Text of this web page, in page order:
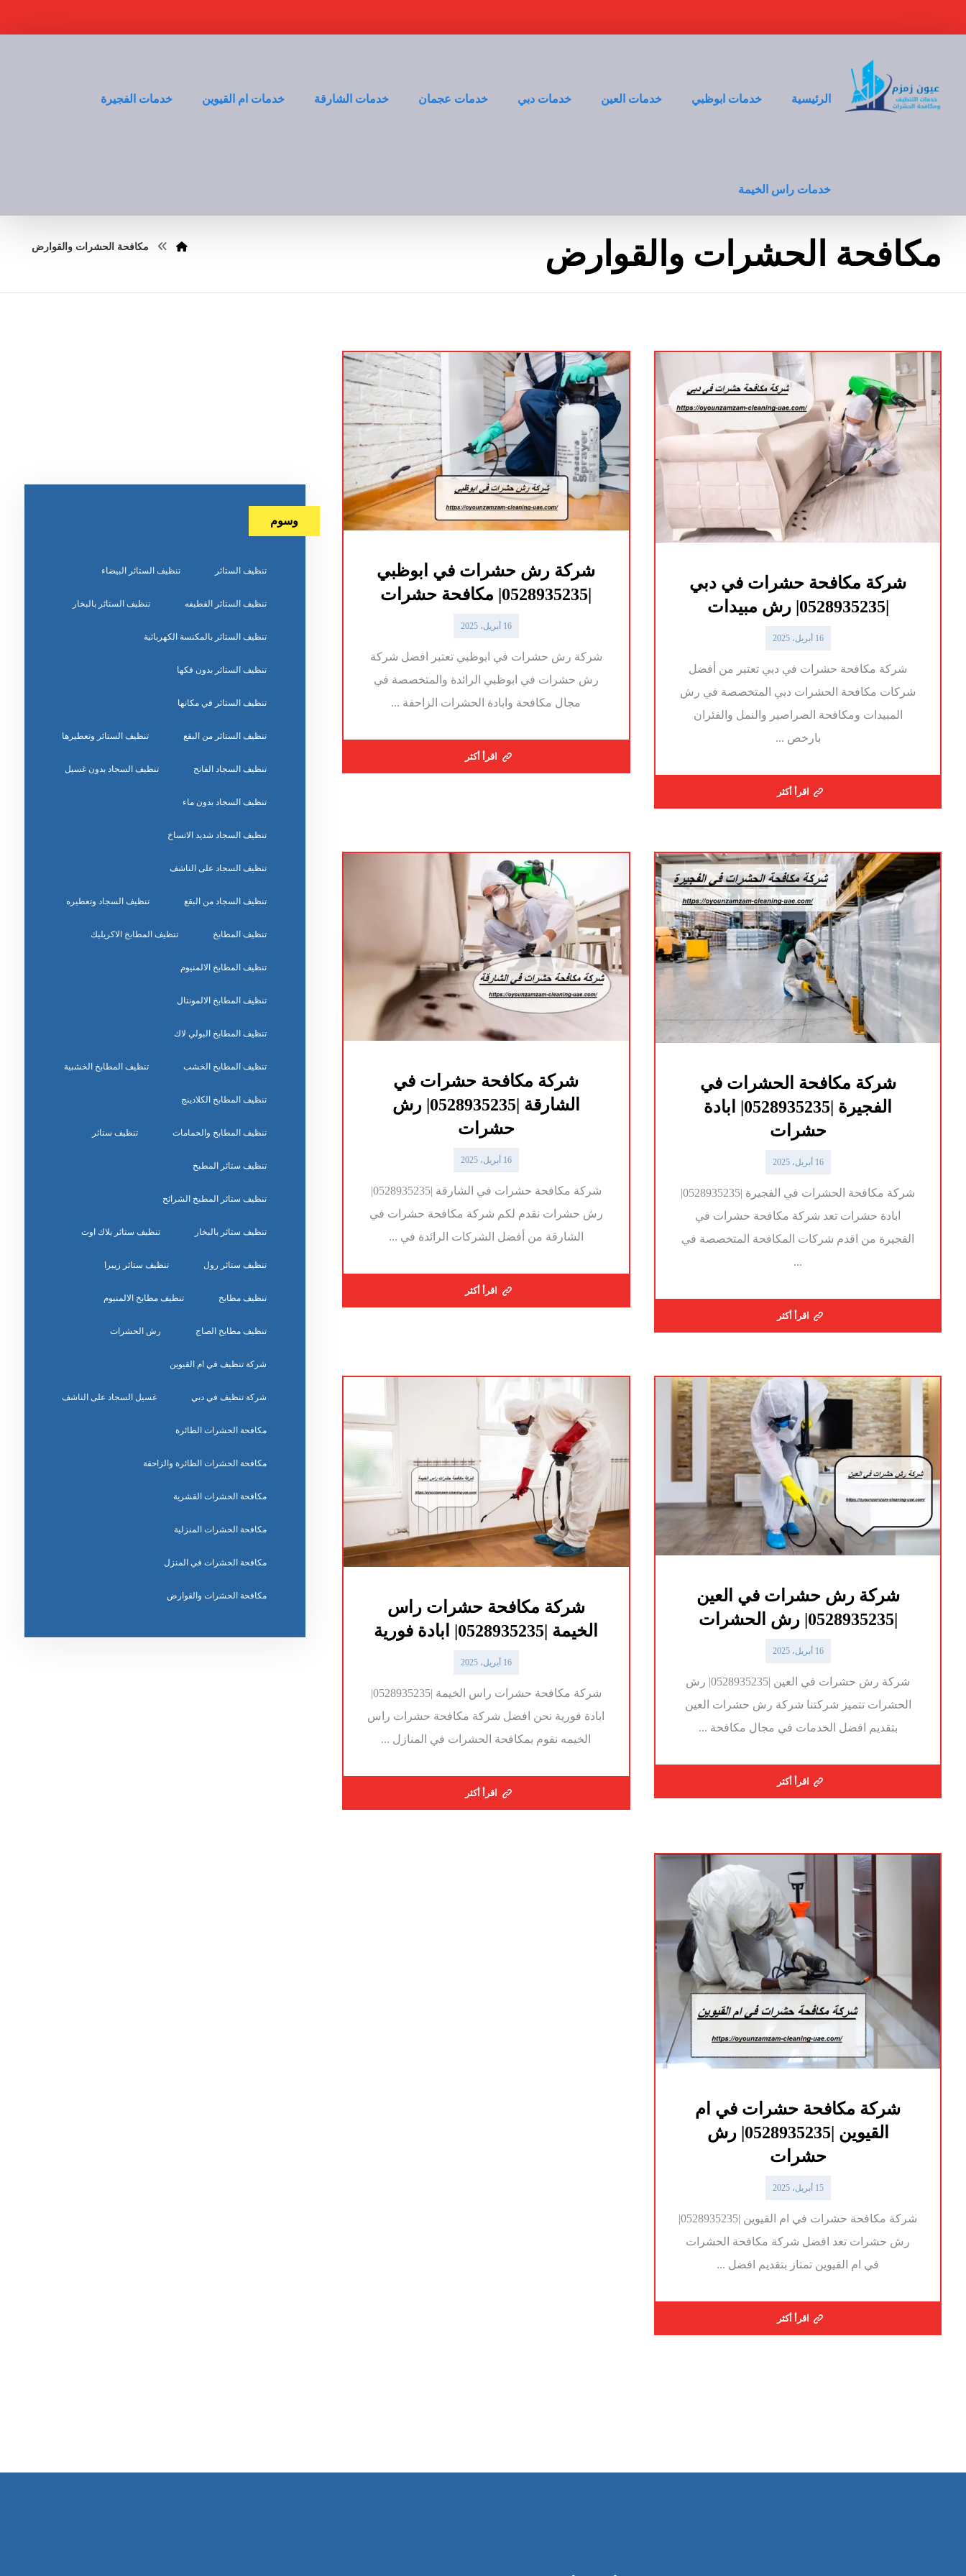
الرئيسية خدمات ابوظبي خدمات العين خدمات دبي خدمات عجمان خدمات الشارقة خدمات ام القيوين خدمات الفجيرة
خدمات راس الخيمة
مكافحة الحشرات والقوارض مكافحة الحشرات والقوارض
شركة مكافحة حشرات في دبي
|0528935235| رش مبيدات
16 أبريل، 2025
شركة مكافحة حشرات في دبي تعتبر من أفضل
شركات مكافحة الحشرات دبي المتخصصة في رش
المبيدات ومكافحة الصراصير والنمل والفئران
بارخص ...
اقرأ أكثر
شركة رش حشرات في ابوظبي
|0528935235| مكافحة حشرات
16 أبريل، 2025
شركة رش حشرات في ابوظبي تعتبر افضل شركة
رش حشرات في ابوظبي الرائدة والمتخصصة في
مجال مكافحة وابادة الحشرات الزاحفة ...
اقرأ أكثر
شركة مكافحة الحشرات في
الفجيرة |0528935235| ابادة
حشرات
16 أبريل، 2025
شركة مكافحة الحشرات في الفجيرة |0528935235|
ابادة حشرات تعد شركة مكافحة حشرات في
الفجيرة من اقدم شركات المكافحة المتخصصة في
...
اقرأ أكثر
شركة مكافحة حشرات في
الشارقة |0528935235| رش
حشرات
16 أبريل، 2025
شركة مكافحة حشرات في الشارقة |0528935235|
رش حشرات نقدم لكم شركة مكافحة حشرات في
الشارقة من أفضل الشركات الرائدة في ...
اقرأ أكثر
شركة رش حشرات في العين
|0528935235| رش الحشرات
16 أبريل، 2025
شركة رش حشرات في العين |0528935235| رش
الحشرات تتميز شركتنا شركة رش حشرات العين
بتقديم افضل الخدمات في مجال مكافحة ...
اقرأ أكثر
شركة مكافحة حشرات راس
الخيمة |0528935235| ابادة فورية
16 أبريل، 2025
شركة مكافحة حشرات راس الخيمة |0528935235|
ابادة فورية نحن افضل شركة مكافحة حشرات راس
الخيمه نقوم بمكافحة الحشرات في المنازل ...
اقرأ أكثر
شركة مكافحة حشرات في ام
القيوين |0528935235| رش
حشرات
15 أبريل، 2025
شركة مكافحة حشرات في ام القيوين |0528935235|
رش حشرات تعد افضل شركة مكافحة الحشرات
في ام القيوين تمتاز بتقديم افضل ...
اقرأ أكثر
وسوم
تنظيف الستائر تنظيف الستائر البيضاء
تنظيف الستائر القطيفه تنظيف الستائر بالبخار
تنظيف الستائر بالمكنسة الكهربائية
تنظيف الستائر بدون فكها
تنظيف الستائر في مكانها
تنظيف الستائر من البقع تنظيف الستائر وتعطيرها
تنظيف السجاد الفاتح تنظيف السجاد بدون غسيل
تنظيف السجاد بدون ماء
تنظيف السجاد شديد الاتساخ
تنظيف السجاد على الناشف
تنظيف السجاد من البقع تنظيف السجاد وتعطيره
تنظيف المطابخ تنظيف المطابخ الاكريليك
تنظيف المطابخ الالمنيوم
تنظيف المطابخ الالمونتال
تنظيف المطابخ البولي لاك
تنظيف المطابخ الخشب تنظيف المطابخ الخشبية
تنظيف المطابخ الكلادينج
تنظيف المطابخ والحمامات تنظيف ستائر
تنظيف ستائر المطبخ
تنظيف ستائر المطبخ الشرائح
تنظيف ستائر بالبخار تنظيف ستائر بلاك اوت
تنظيف ستائر رول تنظيف ستائر زيبرا
تنظيف مطابخ تنظيف مطابخ الالمنيوم
تنظيف مطابخ الصاج رش الحشرات
شركة تنظيف في ام القيوين
شركة تنظيف في دبي غسيل السجاد على الناشف
مكافحة الحشرات الطائرة
مكافحة الحشرات الطائرة والزاحفة
مكافحة الحشرات القشرية
مكافحة الحشرات المنزلية
مكافحة الحشرات في المنزل
مكافحة الحشرات والقوارض